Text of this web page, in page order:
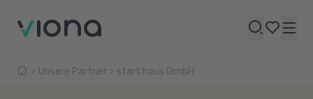
Unsere Partner start:haus GmbH